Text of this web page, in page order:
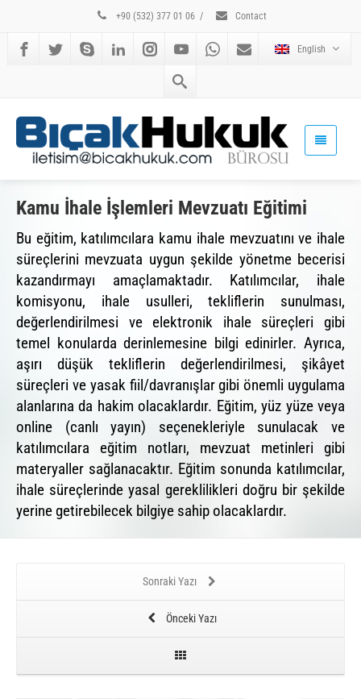
+90 (532) 377 01 06 / Contact
English
Kamu İhale İşlemleri Mevzuatı Eğitimi
Bu eğitim, katılımcılara kamu ihale mevzuatını ve ihale
süreçlerini mevzuata uygun şekilde yönetme becerisi
kazandırmayı amaçlamaktadır. Katılımcılar, ihale
komisyonu, ihale usulleri, tekliflerin sunulması,
değerlendirilmesi ve elektronik ihale süreçleri gibi
temel konularda derinlemesine bilgi edinirler. Ayrıca,
aşırı düşük tekliflerin değerlendirilmesi, şikâyet
süreçleri ve yasak fiil/davranışlar gibi önemli uygulama
alanlarına da hakim olacaklardır. Eğitim, yüz yüze veya
online (canlı yayın) seçenekleriyle sunulacak ve
katılımcılara eğitim notları, mevzuat metinleri gibi
materyaller sağlanacaktır. Eğitim sonunda katılımcılar,
ihale süreçlerinde yasal gereklilikleri doğru bir şekilde
yerine getirebilecek bilgiye sahip olacaklardır.
Sonraki Yazı
Önceki Yazı